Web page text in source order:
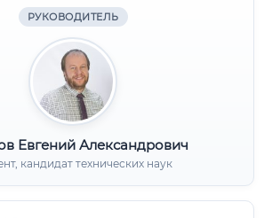
РУКОВОДИТЕЛЬ
Евгений Александрович
кандидат технических наук